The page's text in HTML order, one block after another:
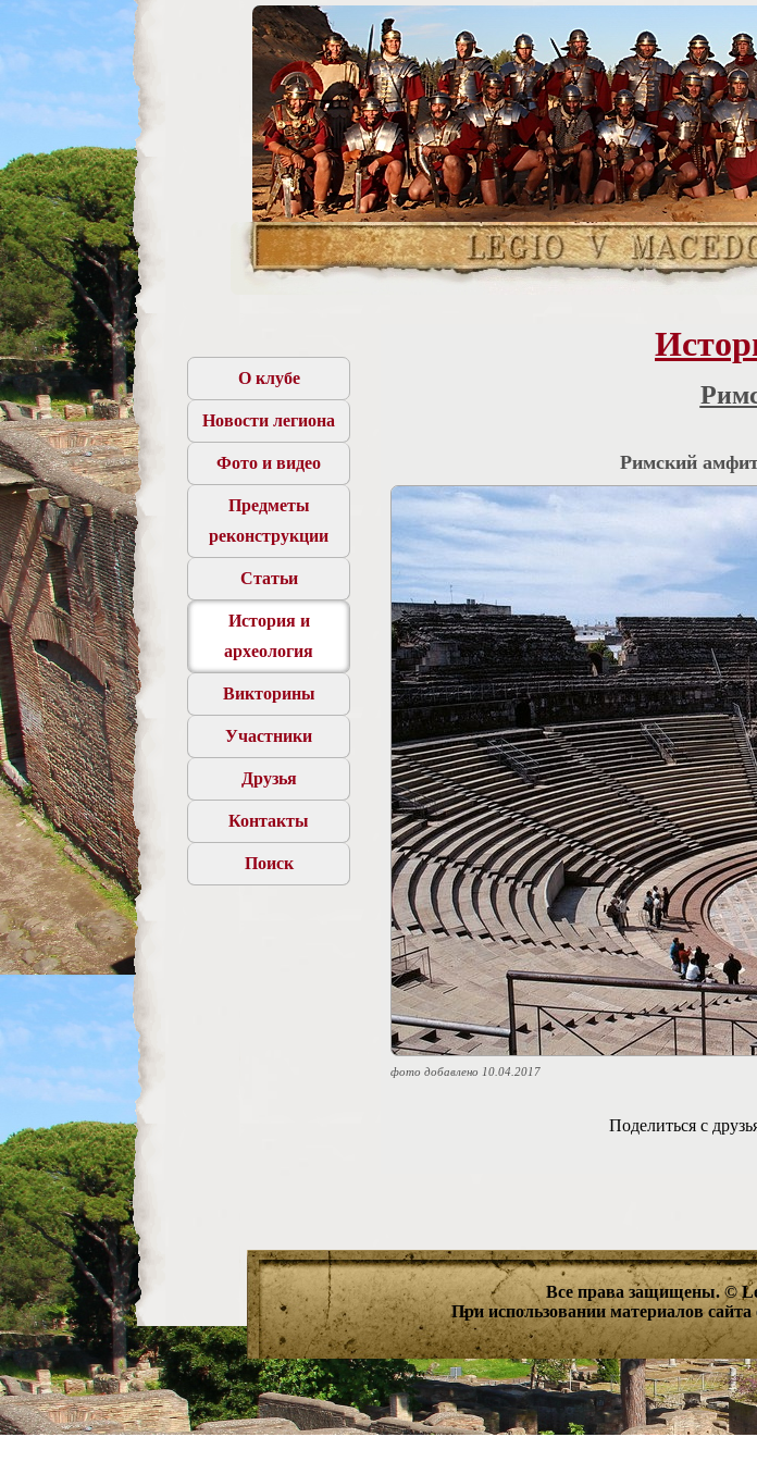
О клубе
Новости легиона
Фото и видео
Предметы
реконструкции
Статьи
История и
археология
Викторины
Участники
Друзья
Контакты
Поиск
Римский
фото добавлено 10.04.2017
Поделиться с
Все права защищены. ©
При использовании материалов